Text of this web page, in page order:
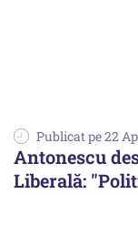
Publicat pe 22
Antonescu
Liberală: